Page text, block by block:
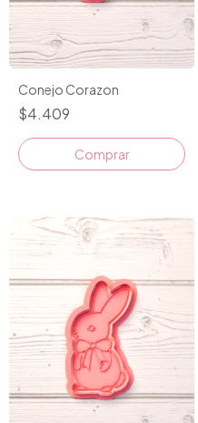
Conejo Corazon
$4.409
Comprar